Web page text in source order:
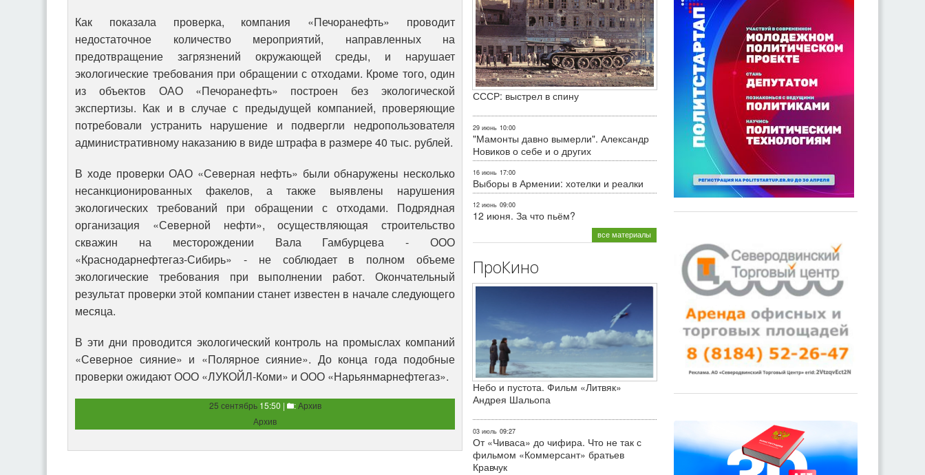
Как показала проверка, компания «Печоранефть» проводит
недостаточное количество мероприятий, направленных на
предотвращение загрязнений окружающей среды, и нарушает
экологические требования при обращении с отходами. Кроме того, один
из объектов ОАО «Печоранефть» построен без экологической
экспертизы. Как и в случае с предыдущей компанией, проверяющие
потребовали устранить нарушение и подвергли недропользователя
административному наказанию в виде штрафа в размере 40 тыс. рублей.
В ходе проверки ОАО «Северная нефть» были обнаружены несколько
несанкционированных факелов, а также выявлены нарушения
экологических требований при обращении с отходами. Подрядная
организация «Северной нефти», осуществляющая строительство
скважин на месторождении Вала Гамбурцева - ООО
«Краснодарнефтегаз-Сибирь» - не соблюдает в полном объеме
экологические требования при выполнении работ. Окончательный
результат проверки этой компании станет известен в начале следующего
месяца.
В эти дни проводится экологический контроль на промыслах компаний
«Северное сияние» и «Полярное сияние». До конца года подобные
проверки ожидают ООО «ЛУКОЙЛ-Коми» и ООО «Нарьянмарнефтегаз».
25 сентябрь15:50 | :Архив
Архив
СССР: выстрел в спину
29 июнь 10:00
"Мамонты давно вымерли". Александр
Новиков о себе и о других
16 июнь 17:00
Выборы в Армении: хотелки и реалки
12 июнь 09:00
12 июня. За что пьём?
все материалы
ПроКино
Небо и пустота. Фильм «Литвяк»
Андрея Шальопа
03 июль 09:27
От «Чиваса» до чифира. Что не так с
фильмом «Коммерсант» братьев
Кравчук